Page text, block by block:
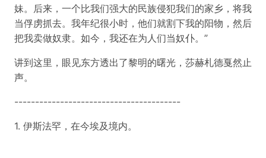
妹。后来，一个比我们强大的民族侵犯我们的家乡，将我
当俘虏抓去。我年纪很小时，他们就割下我的阳物，然后
把我卖做奴隶。如今，我还在为人们当奴仆。”
讲到这里，眼见东方透出了黎明的曙光，莎赫札德戛然止
声。
----------------------------------------
1. 伊斯法罕，在今埃及境内。